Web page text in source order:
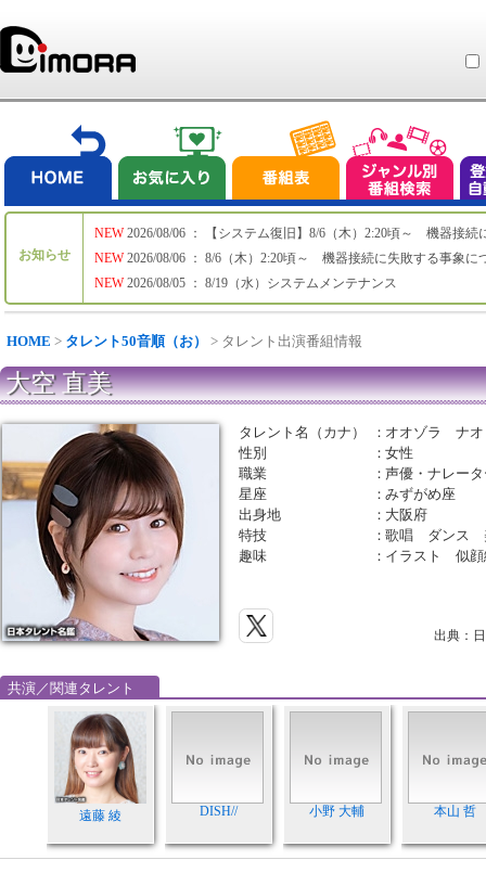
お知らせ
NEW
NEW
NEW
2026/08/06 ： 【システム復旧】8/6（木）2:20頃～ 機器接続
2026/08/06 ： 8/6（木）2:20頃～ 機器接続に失敗する事象に
2026/08/05 ： 8/19（水）システムメンテナンス
HOME > タレント50音順（お） > タレント出演番組情報
大空 直美
タレント名（カナ） ： オオゾラ ナオ
性別
：女性
職業
：声優・ナレー
星座
：みずがめ座
出身地
： 大阪府
特技
：歌唱 ダンス
趣味
： イラスト 似
出典：
共演／関連タレント
遠藤 綾 DISH// 小野 大輔 本山 哲